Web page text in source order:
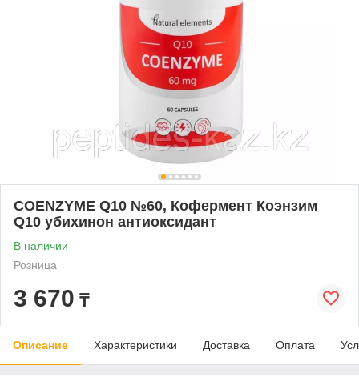
COENZYME Q10 №60, Кофермент Коэнзим
Q10 убихинон антиоксидант
В наличии
Розница
3 670 ₸
Описание Характеристики Доставка Оплата